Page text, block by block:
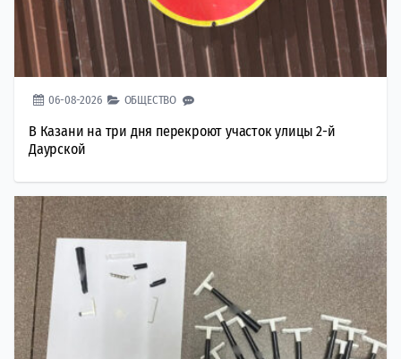
06-08-2026 ОБЩЕСТВО
В Казани на три дня перекроют участок улицы 2-й
Даурской